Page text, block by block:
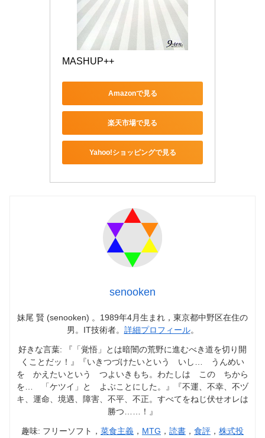
MASHUP++
Amazonで見る
楽天市場で見る
Yahoo!ショッピングで見る
senooken
妹尾 賢 (senooken) 。1989年4月生まれ，東京都中野区在住の
男。IT技術者。 詳細プロフィール。
好きな言葉: 『「覚悟」とは暗闇の荒野に進むべき道を切り開
くことだッ！』『いきつづけたいという いし… うんめい
を かえたいという つよいきもち。わたしは この ちから
を… 「ケツイ」と よぶことにした。』『不運、不幸、不ヅ
キ、運命、境遇、障害、不平、不正。すべてをねじ伏せオレは
勝つ……！』
趣味: フリーソフト， 菜食主義 ， MTG ， 読書 ， 食評 ， 株式投